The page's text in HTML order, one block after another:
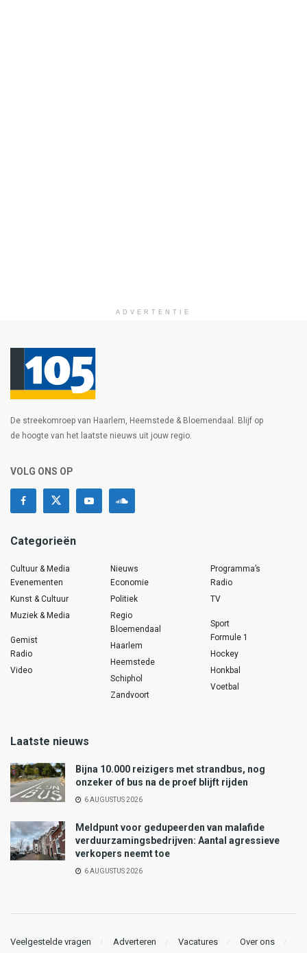
ADVERTENTIE
De streekomroep van Haarlem, Heemstede & Bloemendaal. Blijf op
de hoogte van het laatste nieuws uit jouw regio.
VOLG ONS OP
Categorieën
Cultuur & Media
Evenementen
Kunst & Cultuur
Muziek & Media
Gemist
Radio
Video
Nieuws
Economie
Politiek
Regio
Bloemendaal
Haarlem
Heemstede
Schiphol
Zandvoort
Programma’s
Radio
TV
Sport
Formule 1
Hockey
Honkbal
Voetbal
Laatste nieuws
Bijna 10.000 reizigers met strandbus, nog
onzeker of bus na de proef blijft rijden
6 AUGUSTUS 2026
Meldpunt voor gedupeerden van malafide
verduurzamingsbedrijven: Aantal agressieve
verkopers neemt toe
6 AUGUSTUS 2026
Veelgestelde vragen Adverteren Vacatures
Over ons